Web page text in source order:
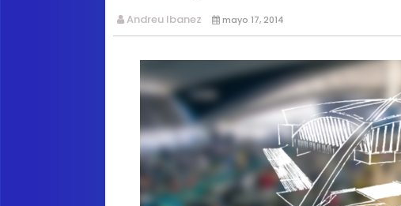
Andreu Ibanez mayo 17, 2014